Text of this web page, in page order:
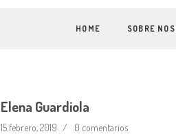
HOME SOBRE
Elena Guardiola
15 febrero, 2019 0 comentarios